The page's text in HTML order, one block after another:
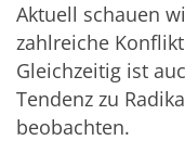
Aktuell schauen
zahlreiche
Gleichzeitig ist
Tendenz zu
beobachten.